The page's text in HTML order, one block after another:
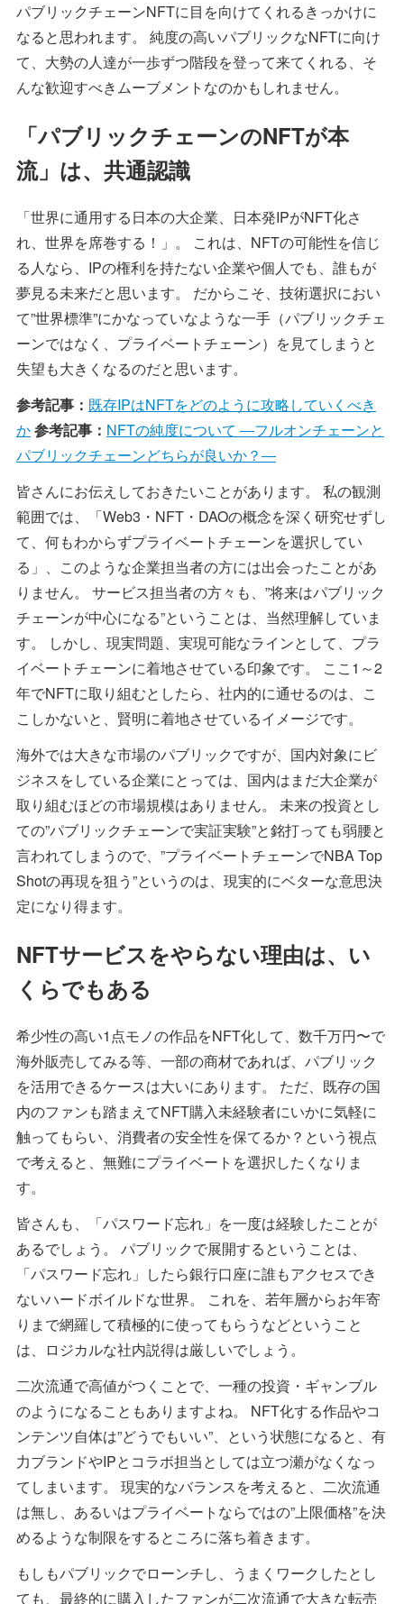
パブリックチェーンNFTに目を向けてくれるきっかけに
なると思われます。 純度の高いパブリックなNFTに向け
て、大勢の人達が一歩ずつ階段を登って来てくれる、そ
んな歓迎すべきムーブメントなのかもしれません。
「パブリックチェーンのNFTが本
流」は、共通認識
「世界に通用する日本の大企業、日本発IPがNFT化さ
れ、世界を席巻する！」。 これは、NFTの可能性を信じ
る人なら、IPの権利を持たない企業や個人でも、誰もが
夢見る未来だと思います。 だからこそ、技術選択におい
て”世界標準”にかなっていなような一手（パブリックチェ
ーンではなく、プライベートチェーン）を見てしまうと
失望も大きくなるのだと思います。
参考記事： 既存IPはNFTをどのように攻略していくべき
か参考記事： NFTの純度について ―フルオンチェーンと
パブリックチェーンどちらが良いか？―
皆さんにお伝えしておきたいことがあります。 私の観測
範囲では、「Web3・NFT・DAOの概念を深く研究せずし
て、何もわからずプライベートチェーンを選択してい
る」、このような企業担当者の方には出会ったことがあ
りません。 サービス担当者の方々も、”将来はパブリック
チェーンが中心になる”ということは、当然理解していま
す。 しかし、現実問題、実現可能なラインとして、プラ
イベートチェーンに着地させている印象です。 ここ1～2
年でNFTに取り組むとしたら、社内的に通せるのは、こ
こしかないと、賢明に着地させているイメージです。
海外では大きな市場のパブリックですが、国内対象にビ
ジネスをしている企業にとっては、国内はまだ大企業が
取り組むほどの市場規模はありません。 未来の投資とし
ての”パブリックチェーンで実証実験”と銘打っても弱腰と
言われてしまうので、”プライベートチェーンでNBA Top
Shotの再現を狙う”というのは、現実的にベターな意思決
定になり得ます。
NFTサービスをやらない理由は、い
くらでもある
希少性の高い1点モノの作品をNFT化して、数千万円〜で
海外販売してみる等、一部の商材であれば、パブリック
を活用できるケースは大いにあります。 ただ、既存の国
内のファンも踏まえてNFT購入未経験者にいかに気軽に
触ってもらい、消費者の安全性を保てるか？という視点
で考えると、無難にプライベートを選択したくなりま
す。
皆さんも、「パスワード忘れ」を一度は経験したことが
あるでしょう。 パブリックで展開するということは、
「パスワード忘れ」したら銀行口座に誰もアクセスでき
ないハードボイルドな世界。 これを、若年層からお年寄
りまで網羅して積極的に使ってもらうなどということ
は、ロジカルな社内説得は厳しいでしょう。
二次流通で高値がつくことで、一種の投資・ギャンブル
のようになることもありますよね。 NFT化する作品やコ
ンテンツ自体は”どうでもいい”、という状態になると、有
力ブランドやIPとコラボ担当としては立つ瀬がなくなっ
てしまいます。 現実的なバランスを考えると、二次流通
は無し、あるいはプライベートならではの”上限価格”を決
めるような制限をするところに落ち着きます。
もしもパブリックでローンチし、うまくワークしたとし
ても、最終的に購入したファンが二次流通で大きな転売